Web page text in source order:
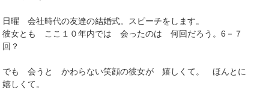
日曜 会社時代の友達の結婚式。スピーチをします。
彼女とも ここ１０年内では 会ったのは 何回だろう。6－７
回？
でも 会うと かわらない笑顔の彼女が 嬉しくて。 ほんとに
嬉しくて。